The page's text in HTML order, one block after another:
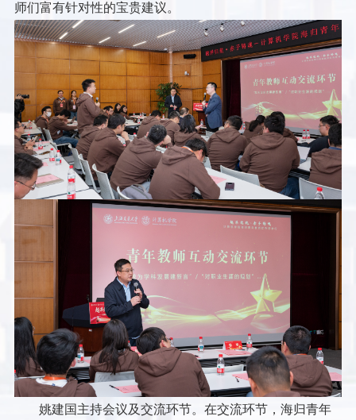
师们富有针对性的宝贵建议。
姚建国主持会议及交流环节。在交流环节，海归青年